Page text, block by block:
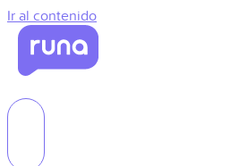
Ir al contenido